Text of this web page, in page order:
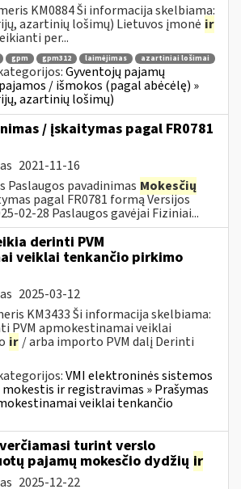
KM0884 Ši informacija skelbiama:
azartinių lošimų) Lietuvos įmonė ir
per...
gpm gpm312 laimėjimas azartiniai lošimai
Gyventojų pajamų
/ išmokos (pagal abėcėlę) »
azartinių lošimų)
/ įskaitymas pagal FR0781
2021-11-16
Paslaugos pavadinimas Mokesčių
pagal FR0781 formą Versijos
02-28 Paslaugos gavėjai Fiziniai...
derinti PVM
veiklai tenkančio pirkimo
2025-03-12
KM3433 Ši informacija skelbiama:
PVM apmokestinamai veiklai
ir / arba importo PVM dalį Derinti
VMI elektroninės sistemos
mokestis ir registravimas » Prašymas
veiklai tenkančio
turint verslo
pajamų mokesčio dydžių ir
2025-12-22